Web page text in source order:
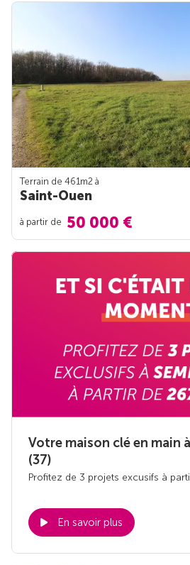
Terrain de 461m2 à
Saint-Ouen
à partir de 50 000 €
Votre maison clé en main
(37)
Profitez de 3 projets excusifs à
En savoir plus